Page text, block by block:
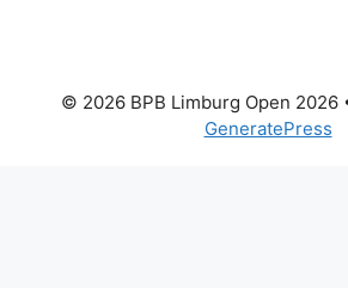
© 2026 BPB Limburg Open 2026
GeneratePress